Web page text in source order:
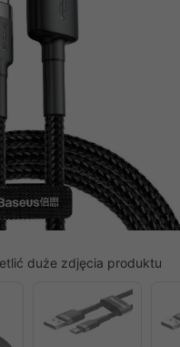
duże zdjęcia produktu